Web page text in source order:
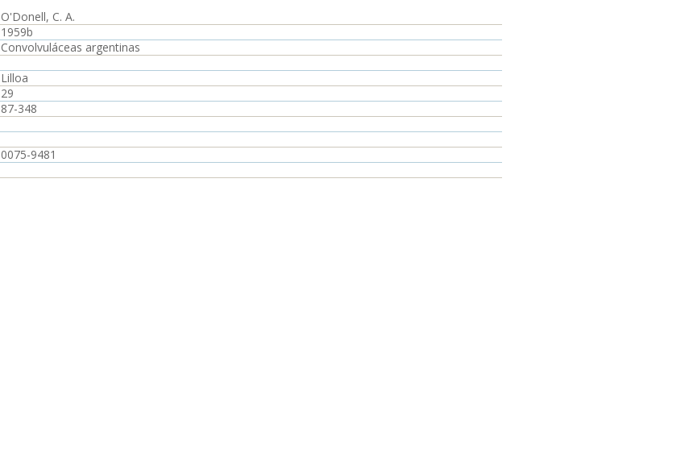
O'Donell, C. A.
1959b
Convolvuláceas argentinas
Lilloa
29
87-348
0075-9481